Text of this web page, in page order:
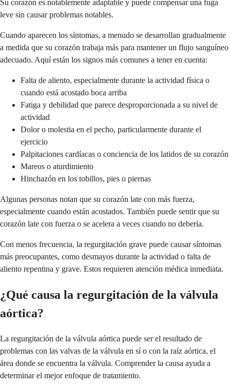
Su corazón es notablemente adaptable y puede compensar una fuga
leve sin causar problemas notables.
Cuando aparecen los síntomas, a menudo se desarrollan gradualmente
a medida que su corazón trabaja más para mantener un flujo sanguíneo
adecuado. Aquí están los signos más comunes a tener en cuenta:
Falta de aliento, especialmente durante la actividad física o
cuando está acostado boca arriba
Fatiga y debilidad que parece desproporcionada a su nivel de
actividad
Dolor o molestia en el pecho, particularmente durante el
ejercicio
Palpitaciones cardíacas o conciencia de los latidos de su corazón
Mareos o aturdimiento
Hinchazón en los tobillos, pies o piernas
Algunas personas notan que su corazón late con más fuerza,
especialmente cuando están acostados. También puede sentir que su
corazón late con fuerza o se acelera a veces cuando no debería.
Con menos frecuencia, la regurgitación grave puede causar síntomas
más preocupantes, como desmayos durante la actividad o falta de
aliento repentina y grave. Estos requieren atención médica inmediata.
¿Qué causa la regurgitación de la válvula
aórtica?
La regurgitación de la válvula aórtica puede ser el resultado de
problemas con las valvas de la válvula en sí o con la raíz aórtica, el
área donde se encuentra la válvula. Comprender la causa ayuda a
determinar el mejor enfoque de tratamiento.